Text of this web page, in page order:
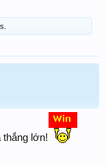
thắng lớn!